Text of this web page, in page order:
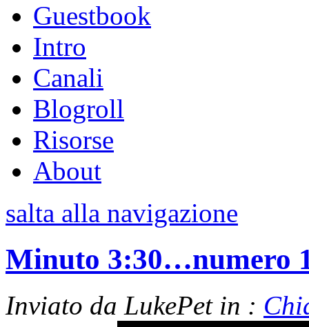
Guestbook
Intro
Canali
Blogroll
Risorse
About
salta alla navigazione
Minuto 3:30…numero
Inviato da LukePet in :